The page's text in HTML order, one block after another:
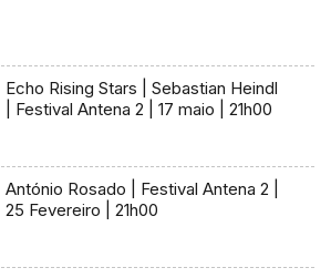
Echo Rising Stars | Sebastian Heindl
| Festival Antena 2 | 17 maio | 21h00
António Rosado | Festival Antena 2 |
25 Fevereiro | 21h00